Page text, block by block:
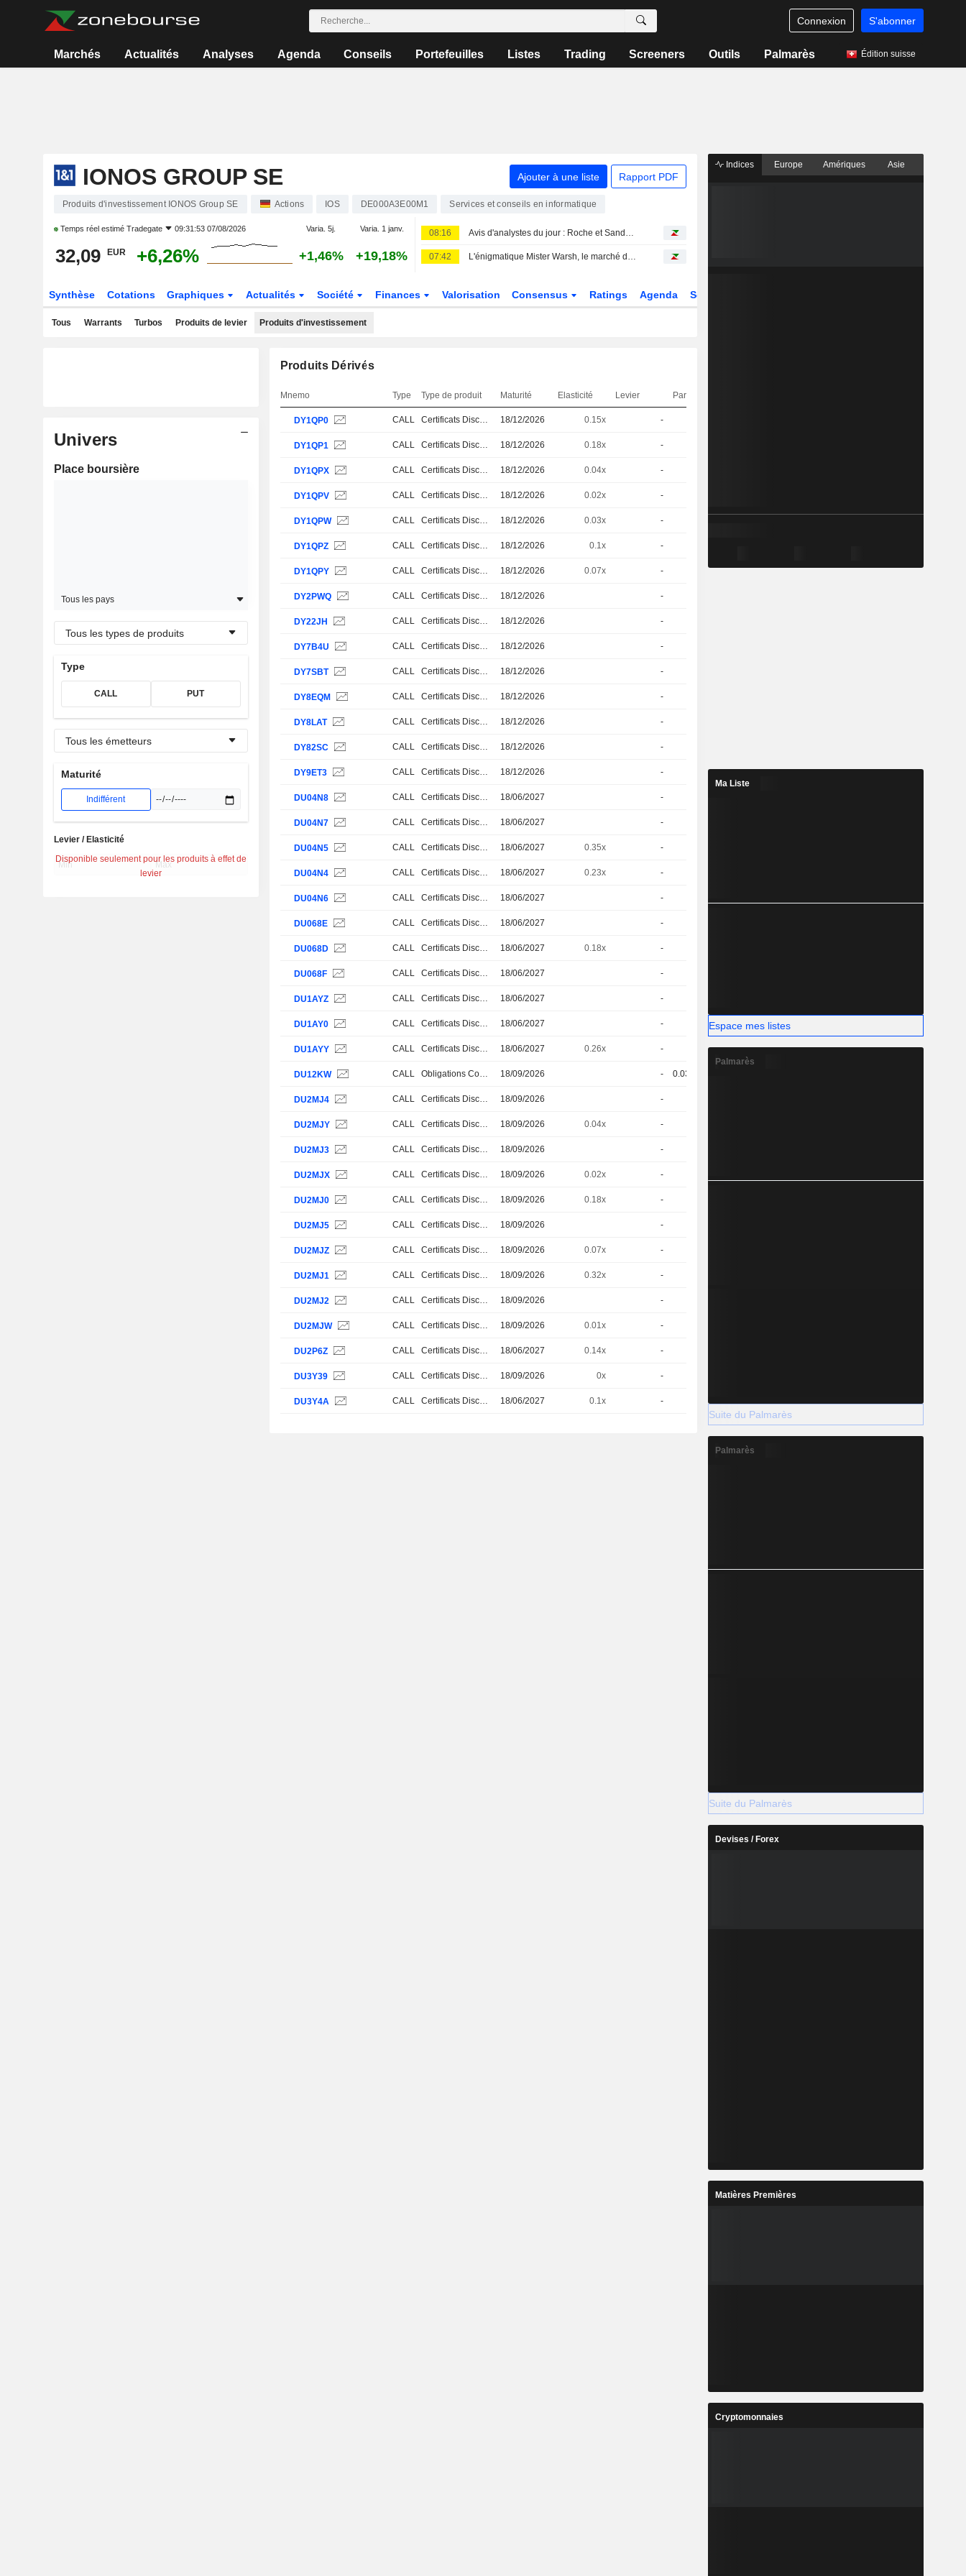
Connexion S'abonner
Marchés Actualités Analyses Agenda Conseils Portefeuilles Listes Trading Screeners Outils Palmarès Édition suisse
IONOS GROUP SE Ajouter à une liste Rapport PDF
Produits d'investissement IONOS Group SE Actions IOS DE000A3E00M1 Services et conseils en informatique
Temps réel estimé Tradegate 09:31:53 07/08/2026 Varia. 5j. Varia. 1 janv.
32,09 EUR +6,26% +1,46% +19,18%
08:16 Avis d'analystes du jour : Roche et Sandoz séduisent, UBS dégrade sèchement Sopra
07:42 L'énigmatique Mister Warsh, le marché du travail et les taux
Synthèse Cotations Graphiques Actualités Société Finances Valorisation Consensus Ratings Agenda Secteur
Tous Warrants Turbos Produits de levier Produits d'investissement
Univers
Place boursière
Tous les pays
Tous les types de produits
Type
CALL PUT
Tous les émetteurs
Maturité
Indifférent
Disponible seulement pour les produits à effet de
levier
Levier / Elasticité
Produits Dérivés
Mnemo Type Type de produit Maturité Elasticité Levier Parité
DY1QP0 CALL Certificats Discount 18/12/2026 0.15x -
DY1QP1 CALL Certificats Discount 18/12/2026 0.18x -
DY1QPX CALL Certificats Discount 18/12/2026 0.04x -
DY1QPV CALL Certificats Discount 18/12/2026 0.02x -
DY1QPW CALL Certificats Discount 18/12/2026 0.03x -
DY1QPZ CALL Certificats Discount 18/12/2026 0.1x -
DY1QPY CALL Certificats Discount 18/12/2026 0.07x - 19.61 / 19.71
DY2PWQ CALL Certificats Discount 18/12/2026 -
DY22JH CALL Certificats Discount 18/12/2026 -
DY7B4U CALL Certificats Discount 18/12/2026 -
DY7SBT CALL Certificats Discount 18/12/2026 -
DY8EQM CALL Certificats Discount 18/12/2026 -
DY8LAT CALL Certificats Discount 18/12/2026 -
DY82SC CALL Certificats Discount 18/12/2026 -
DY9ET3 CALL Certificats Discount 18/12/2026 - 30,69EUR
DU04N8 CALL Certificats Discount 18/06/2027 -
DU04N7 CALL Certificats Discount 18/06/2027 -
DU04N5 CALL Certificats Discount 18/06/2027 0.35x -
DU04N4 CALL Certificats Discount 18/06/2027 0.23x -
DU04N6 CALL Certificats Discount 18/06/2027 -
DU068E CALL Certificats Discount 18/06/2027 -
DU068D CALL Certificats Discount 18/06/2027 0.18x -
DU068F CALL Certificats Discount 18/06/2027 -
DU1AYZ CALL Certificats Discount 18/06/2027 -
DU1AY0 CALL Certificats Discount 18/06/2027 - 30,18EUR
DU1AYY CALL Certificats Discount 18/06/2027 0.26x - 23.04 / 23.09
DU12KW CALL Obligations Convertibles 18/09/2026 - 0.035
DU2MJ4 CALL Certificats Discount 18/09/2026 -
DU2MJY CALL Certificats Discount 18/09/2026 0.04x -
DU2MJ3 CALL Certificats Discount 18/09/2026 -
DU2MJX CALL Certificats Discount 18/09/2026 0.02x -
DU2MJ0 CALL Certificats Discount 18/09/2026 0.18x -
DU2MJ5 CALL Certificats Discount 18/09/2026 -
DU2MJZ CALL Certificats Discount 18/09/2026 0.07x -
DU2MJ1 CALL Certificats Discount 18/09/2026 0.32x -
DU2MJ2 CALL Certificats Discount 18/09/2026 -
DU2MJW CALL Certificats Discount 18/09/2026 0.01x -
DU2P6Z CALL Certificats Discount 18/06/2027 0.14x -
DU3Y39 CALL Certificats Discount 18/09/2026 0x -
DU3Y4A CALL Certificats Discount 18/06/2027 0.1x -
Indices Europe Amériques Asie
Ma Liste
Espace mes listes
Palmarès
Suite du Palmarès
Palmarès
Suite du Palmarès
Devises / Forex
Matières Premières
Cryptomonnaies